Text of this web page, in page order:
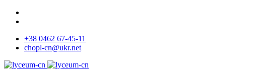
+38 0462 67-45-11
chopl-cn@ukr.net